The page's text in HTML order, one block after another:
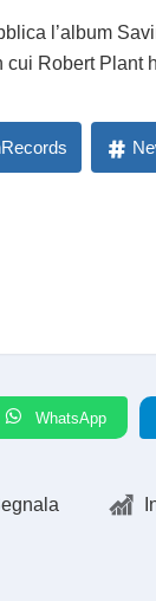
l’album
Robert Plant
WhatsApp